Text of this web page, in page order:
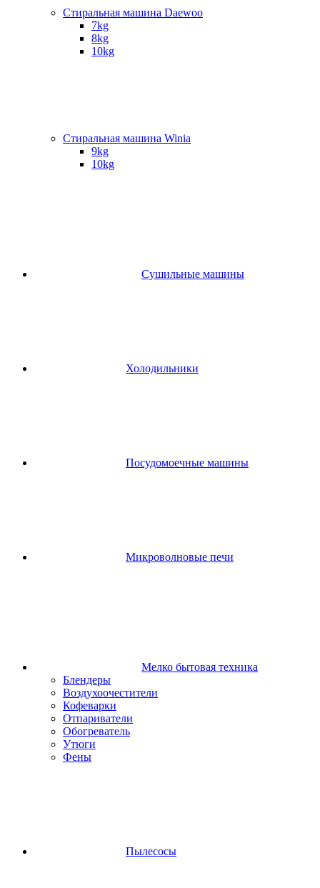
Стиральная машина Daewoo
7kg
8kg
10kg
Стиральная машина Winia
9kg
10kg
Сушильные машины
Холодильники
Посудомоечные машины
Микроволновые печи
Мелко бытовая техника
Блендеры
Воздухоочестители
Кофеварки
Отпариватели
Обогреватель
Утюги
Фены
Пылесосы